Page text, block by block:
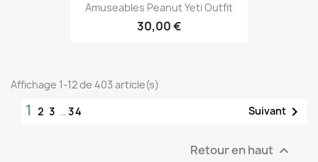
Amuseables Peanut Yeti Outfit
30,00 €
Affichage 1-12 de 403 article(s)
1 2 3 … 34 Suivant 
Retour en haut 